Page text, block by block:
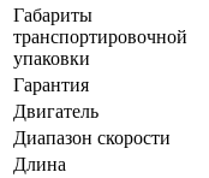
Габариты
транспортировочной
упаковки
Гарантия
Двигатель
Диапазон скорости
Длина